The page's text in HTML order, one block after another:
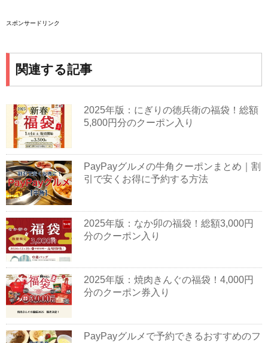
スポンサードリンク
関連する記事
2025年版：にぎりの徳兵衛の福袋！総額
5,800円分のクーポン入り
PayPayグルメの牛角クーポンまとめ｜割
引で安くお得に予約する方法
2025年版：なか卯の福袋！総額3,000円
分のクーポン入り
2025年版：焼肉きんぐの福袋！4,000円
分のクーポン券入り
PayPayグルメで予約できるおすすめのフ